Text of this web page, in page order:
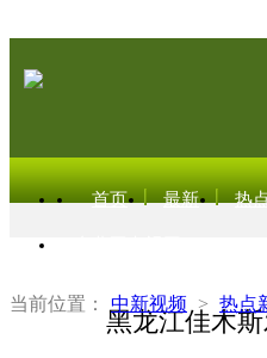
首页 最新 热
当前位置： 中新视频 > 热点
黑龙江佳木